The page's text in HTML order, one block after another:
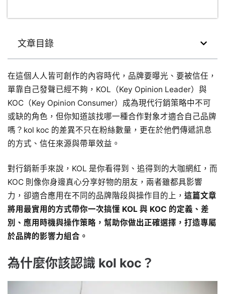
文章目錄
在這個人人皆可創作的內容時代，品牌要曝光、要被信任，
單靠自己發聲已經不夠，KOL（Key Opinion Leader）與
KOC（Key Opinion Consumer）成為現代行銷策略中不可
或缺的角色，但你知道該找哪一種合作對象才適合自己品牌
嗎？kol koc 的差異不只在粉絲數量，更在於他們傳遞訊息
的方式、信任來源與帶單效益。
對行銷新手來說，KOL 是你看得到、追得到的大咖網紅，而
KOC 則像你身邊真心分享好物的朋友，兩者雖都具影響
力，卻適合應用在不同的品牌階段與操作目的上， 這篇文章
將用最實用的方式帶你一次搞懂 KOL 與 KOC 的定義、差
別、應用時機與操作策略，幫助你做出正確選擇，打造專屬
於品牌的影響力組合。
為什麼你該認識 kol koc？